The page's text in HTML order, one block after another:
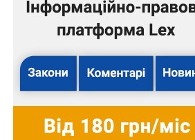
автоматів та багато інших
також відносяться питання,
використовуються при запобіганні
традиційних злочинів.
Водночас слід зазначити, що
злочинність — це міжнародне